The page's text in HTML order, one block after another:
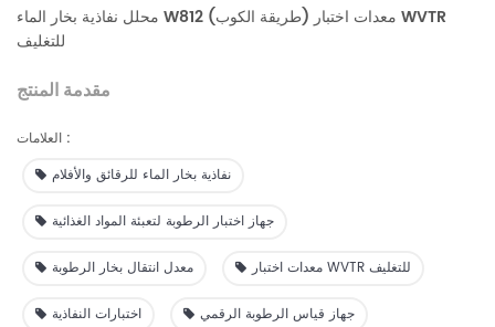
محلل نفاذية بخار الماء W812 (طريقة الكوب) معدات اختبار WVTR
للتغليف
مقدمة المنتج
1037، ويوفر نطاقًا واسعًا وكشفًا عالي الكفاءة لمعدل نقل بخار
إنها مناسبة لاختبار أداء نقل بخار الماء للأفلام والصفائح
والورق والأقمشة والأقمشة غير المنسوجة والمواد ذات الصلة في
وما إلى ذلك.
العلامات :
نفاذية بخار الماء للرقائق والأفلام
جهاز اختبار الرطوبة لتعبئة المواد الغذائية
معدل انتقال بخار الرطوبة معدات اختبار WVTR للتغليف
اختبارات النفاذية جهاز قياس الرطوبة الرقمي